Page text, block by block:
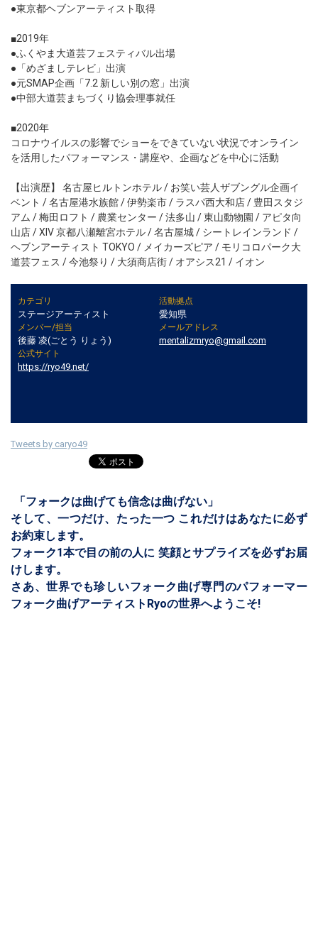
●東京都ヘブンアーティスト取得
■2019年
●ふくやま大道芸フェスティバル出場
●「めざましテレビ」出演
●元SMAP企画「7.2 新しい別の窓」出演
●中部大道芸まちづくり協会理事就任
■2020年
コロナウイルスの影響でショーをできていない状況でオンライン
を活用したパフォーマンス・講座や、企画などを中心に活動
【出演歴】 名古屋ヒルトンホテル / お笑い芸人ザブングル企画イ
ベント / 名古屋港水族館 / 伊勢楽市 / ラスパ西大和店 / 豊田スタジ
アム / 梅田ロフト / 農業センター / 法多山 / 東山動物園 / アピタ向
山店 / XIV 京都八瀬離宮ホテル / 名古屋城 / シートレインランド /
ヘブンアーティスト TOKYO / メイカーズピア / モリコロパーク大
道芸フェス / 今池祭り / 大須商店街 / オアシス21 / イオン
カテゴリ
ステージアーティスト
活動拠点
愛知県
メンバー/担当
後藤 凌(ごとう りょう)
メールアドレス
mentalizmryo@gmail.com
公式サイト
https://ryo49.net/
Tweets by caryo49
「フォークは曲げても信念は曲げない」
そして、一つだけ、たった一つ これだけはあなたに必ず
お約束します。
フォーク1本で目の前の人に 笑顔とサプライズを必ずお届
けします。
さあ、世界でも珍しいフォーク曲げ専門のパフォーマー
フォーク曲げアーティストRyoの世界へようこそ!